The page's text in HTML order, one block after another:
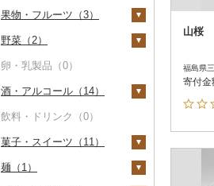
（0）
果物・フルーツ（3）
ぶどう・マスカット
野菜（2）
いも（0）
トマト（0）
玉ねぎ（0）
ねぎ（0）
とうもろこし（0）
卵・乳製品（0）
酒・アルコール（14）
ビール・発泡酒（0）
日本酒（11）
純米大吟醸（3）
焼酎（3）
飲料・ドリンク（0）
菓子・スイーツ（11）
ケーキ（5）
麺（1）
山桜
福島県
寄付金